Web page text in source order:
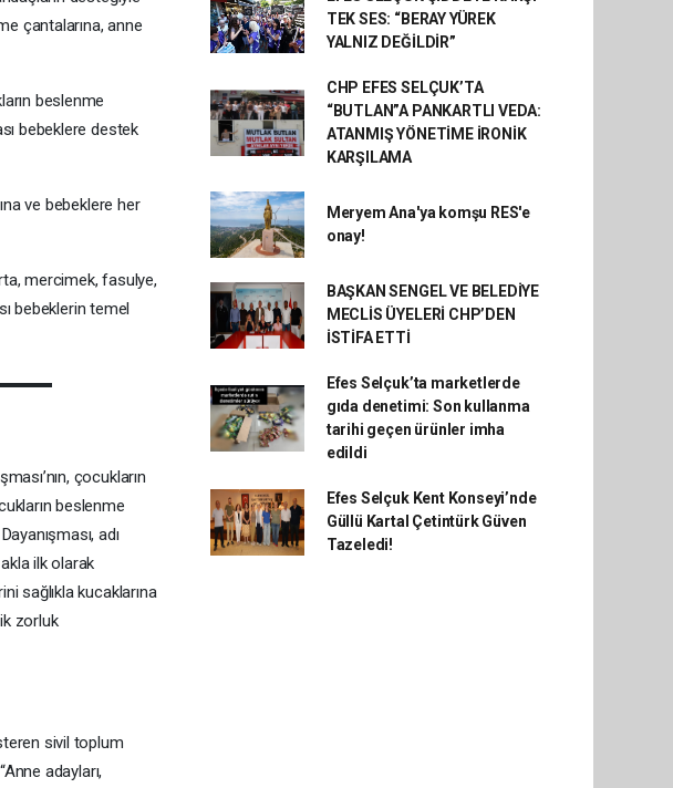
çantalarına, anne
beslenme
bebeklere destek
ve bebeklere her
mercimek, fasulye,
bebeklerin temel
çocukların
beslenme
adı
ilk olarak
sağlıkla kucaklarına
zorluk
sivil toplum
adayları,
TEK SES: “BERAY YÜREK
YALNIZ DEĞİLDİR”
CHP EFES SELÇUK’TA
“BUTLAN”A PANKARTLI VEDA:
ATANMIŞ YÖNETİME İRONİK
KARŞILAMA
Meryem Ana'ya komşu RES'e
onay!
BAŞKAN SENGEL VE BELEDİYE
MECLİS ÜYELERİ CHP’DEN
İSTİFA ETTİ
Efes Selçuk’ta marketlerde
gıda denetimi: Son kullanma
tarihi geçen ürünler imha
edildi
Efes Selçuk Kent Konseyi’nde
Güllü Kartal Çetintürk Güven
Tazeledi!